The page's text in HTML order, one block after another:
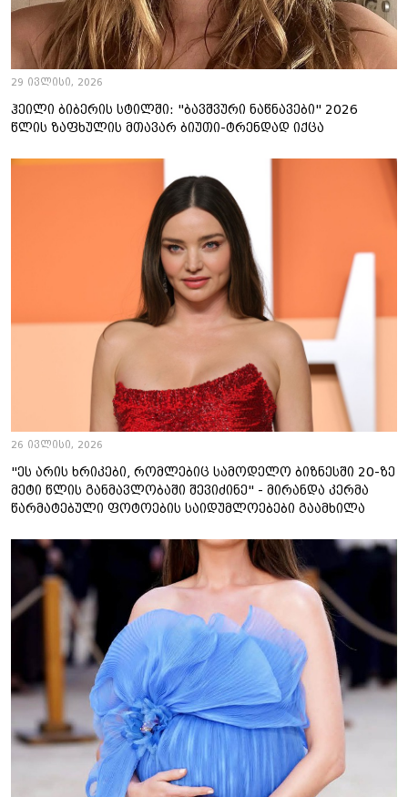
29 ივლისი, 2026
ჰეილი ბიბერის სტილში: "ბავშვური ნაწნავები" 2026
წლის ზაფხულის მთავარ ბიუთი-ტრენდად იქცა
26 ივლისი, 2026
"ეს არის ხრიკები, რომლებიც სამოდელო ბიზნესში 20-ზე
მეტი წლის განმავლობაში შევიძინე" - მირანდა კერმა
წარმატებული ფოტოების საიდუმლოებები გაამხილა